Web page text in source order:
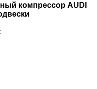
компрессор AUDI